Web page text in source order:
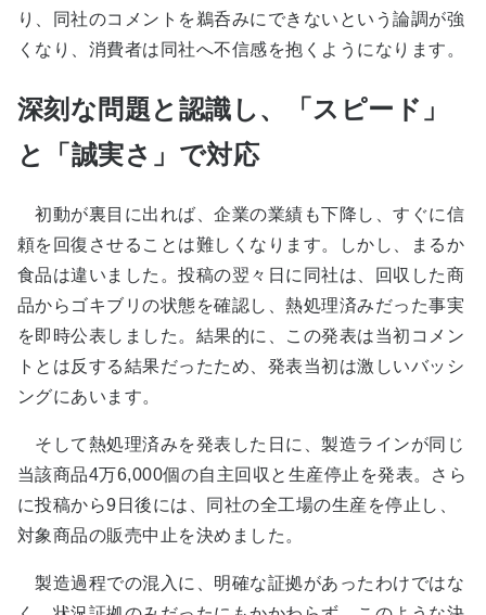
り、同社のコメントを鵜呑みにできないという論調が強
くなり、消費者は同社へ不信感を抱くようになります。
深刻な問題と認識し、「スピード」
と「誠実さ」で対応
初動が裏目に出れば、企業の業績も下降し、すぐに信
頼を回復させることは難しくなります。しかし、まるか
食品は違いました。投稿の翌々日に同社は、回収した商
品からゴキブリの状態を確認し、熱処理済みだった事実
を即時公表しました。結果的に、この発表は当初コメン
トとは反する結果だったため、発表当初は激しいバッシ
ングにあいます。
そして熱処理済みを発表した日に、製造ラインが同じ
当該商品4万6,000個の自主回収と生産停止を発表。さら
に投稿から9日後には、同社の全工場の生産を停止し、
対象商品の販売中止を決めました。
製造過程での混入に、明確な証拠があったわけではな